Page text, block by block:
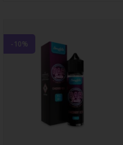
-10%